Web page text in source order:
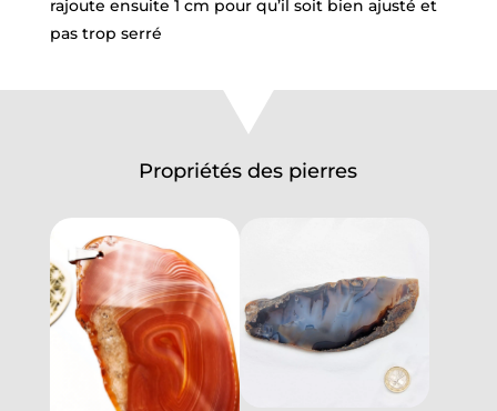
rajoute ensuite 1 cm pour qu’il soit bien ajusté et
pas trop serré
Propriétés des pierres